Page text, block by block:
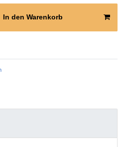
In den Warenkorb